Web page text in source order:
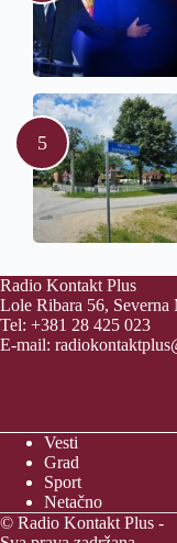
Radio Kontakt Plus
Lole Ribara 56, Severna
Tel: +381 28 425 023
E-mail:
Vesti
Grad
Sport
Netačno
© Radio Kontakt Plus -